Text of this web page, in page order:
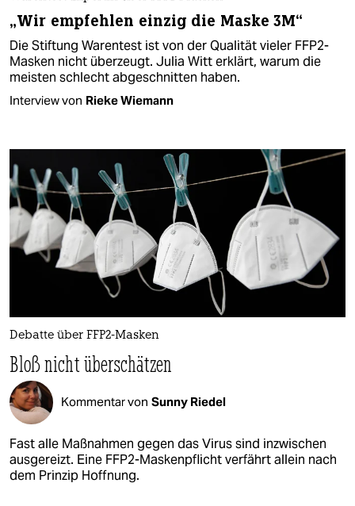
„Wir empfehlen einzig die Maske 3M“
Die Stiftung Warentest ist von der Qualität vieler FFP2-
Masken nicht überzeugt. Julia Witt erklärt, warum die
meisten schlecht abgeschnitten haben.
Interview von Rieke Wiemann
Debatte über FFP2-Masken
Bloß nicht überschätzen
Kommentar von Sunny Riedel
Fast alle Maßnahmen gegen das Virus sind inzwischen
ausgereizt. Eine FFP2-Maskenpflicht verfährt allein nach
dem Prinzip Hoffnung.